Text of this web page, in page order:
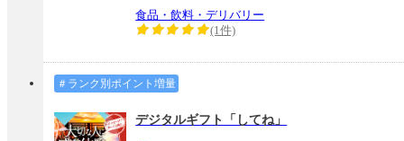
食品・飲料・デリバリー
(1件)
＃ランク別ポイント増量
デジタルギフト「してね」